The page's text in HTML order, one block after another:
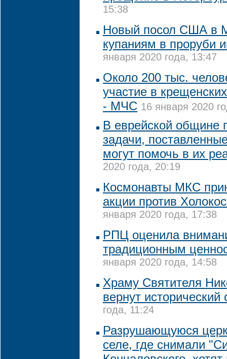
15:38
Новый посол США в
купаниям в проруби
января 2020 года, 13:47
Около 200 тыс.
участие в
- МЧС 16 января 2020
В еврейской общине
задачи,
могут помочь в их
2020 года, 20:19
Космонавты МКС
акции против
января 2020 года, 17:38
РПЦ оценила
традиционным
января 2020 года, 14:58
Храму Святителя
вернут исторический
года, 11:24
Разрушающуюся
селе, где снимали